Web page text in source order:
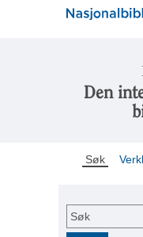
Den
Søk
Søk